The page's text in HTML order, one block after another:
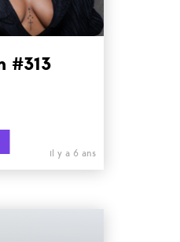
#313
il y a 6 ans